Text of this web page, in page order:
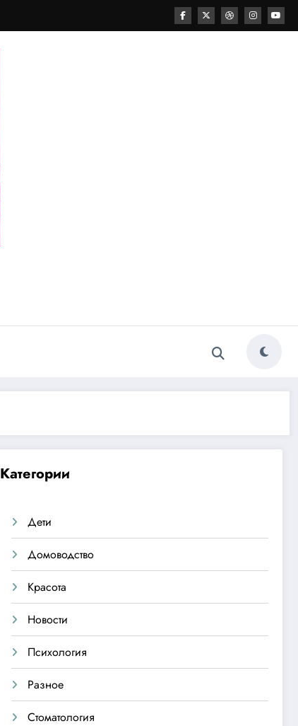
Категории
Дети
Домоводство
Красота
Новости
Психология
Разное
Стоматология